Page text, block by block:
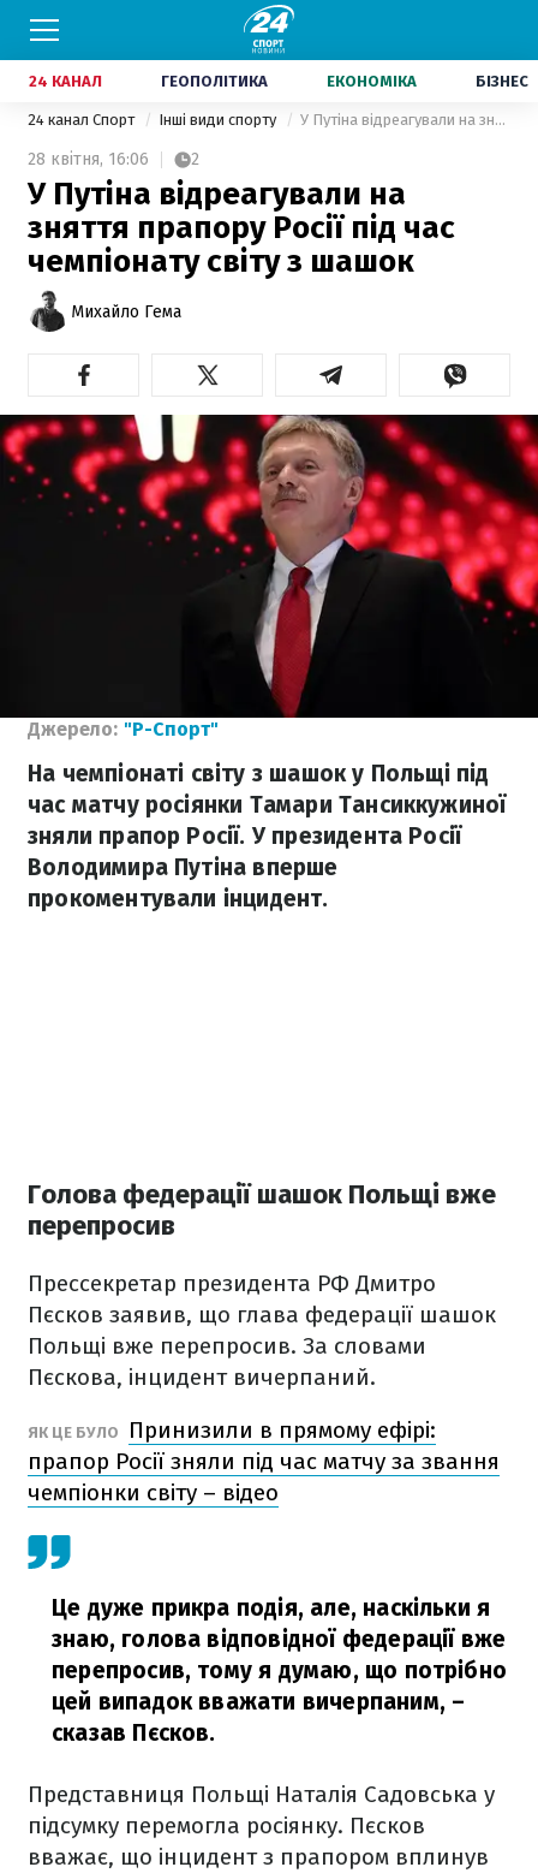
24 КАНАЛ ГЕОПОЛІТИКА ЕКОНОМІКА БІЗНЕС
24 канал Спорт Інші види спорту У Путіна відреагували на зняття прапору Росії під час чемпіонату світу з шашок
28 квітня, 16:06 2
У Путіна відреагували на
зняття прапору Росії під час
чемпіонату світу з шашок
Михайло Гема
Джерело: "Р-Спорт"
На чемпіонаті світу з шашок у Польщі під
час матчу росіянки Тамари Тансиккужиної
зняли прапор Росії. У президента Росії
Володимира Путіна вперше
прокоментували інцидент.
Голова федерації шашок Польщі вже
перепросив
Прессекретар президента РФ Дмитро
Пєсков заявив, що глава федерації шашок
Польщі вже перепросив. За словами
Пєскова, інцидент вичерпаний.
ЯК ЦЕ БУЛО
Принизили в прямому ефірі:
прапор Росії зняли під час матчу за звання
чемпіонки світу – відео
Це дуже прикра подія, але, наскільки я
знаю, голова відповідної федерації вже
перепросив, тому я думаю, що потрібно
цей випадок вважати вичерпаним, –
сказав Пєсков.
Представниця Польщі Наталія Садовська у
підсумку перемогла росіянку. Пєсков
вважає, що інцидент з прапором вплинув